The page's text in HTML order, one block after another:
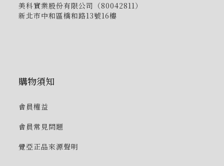
美科實業股份有限公司（80042811）
新北市中和區橋和路13號16樓
購物須知
會員權益
會員常見問題
覺亞正品來源聲明